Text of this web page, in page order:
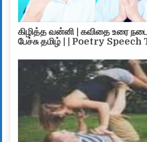
கிழித்த வன்னி | கவிதை உரை நடை
பேச்சு தமிழ் | | Poetry